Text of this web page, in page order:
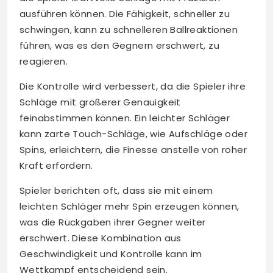
ausführen können. Die Fähigkeit, schneller zu
schwingen, kann zu schnelleren Ballreaktionen
führen, was es den Gegnern erschwert, zu
reagieren.
Die Kontrolle wird verbessert, da die Spieler ihre
Schläge mit größerer Genauigkeit
feinabstimmen können. Ein leichter Schläger
kann zarte Touch-Schläge, wie Aufschläge oder
Spins, erleichtern, die Finesse anstelle von roher
Kraft erfordern.
Spieler berichten oft, dass sie mit einem
leichten Schläger mehr Spin erzeugen können,
was die Rückgaben ihrer Gegner weiter
erschwert. Diese Kombination aus
Geschwindigkeit und Kontrolle kann im
Wettkampf entscheidend sein.